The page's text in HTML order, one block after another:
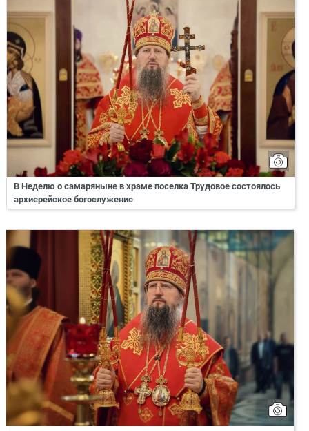
В Неделю о самаряныне в храме поселка Трудовое состоялось
архиерейское богослужение